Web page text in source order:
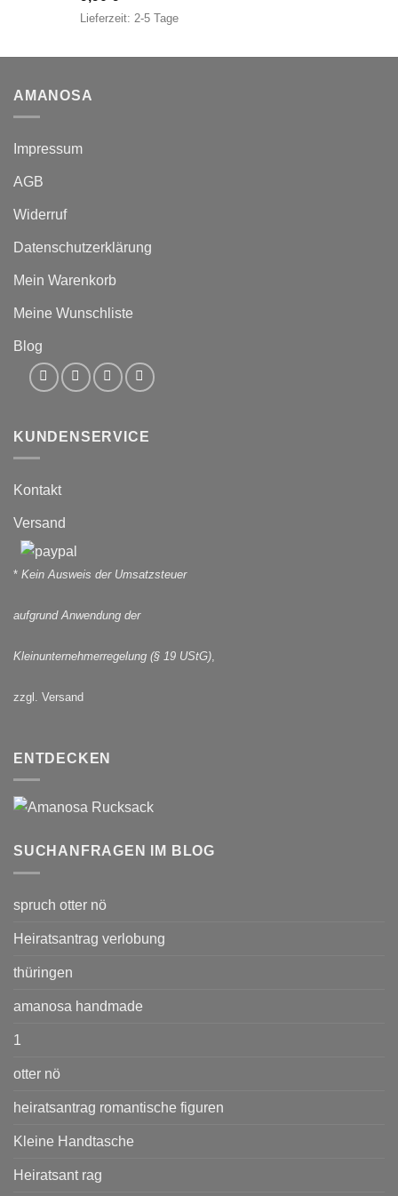
Lieferzeit: 2-5 Tage
AMANOSA
Impressum
AGB
Widerruf
Datenschutzerklärung
Mein Warenkorb
Meine Wunschliste
Blog
KUNDENSERVICE
Kontakt
Versand
* Kein Ausweis der Umsatzsteuer
aufgrund Anwendung der
Kleinunternehmerregelung (§ 19 UStG),
zzgl. Versand
ENTDECKEN
SUCHANFRAGEN IM BLOG
spruch otter nö
Heiratsantrag verlobung
thüringen
amanosa handmade
1
otter nö
heiratsantrag romantische figuren
Kleine Handtasche
Heiratsant rag